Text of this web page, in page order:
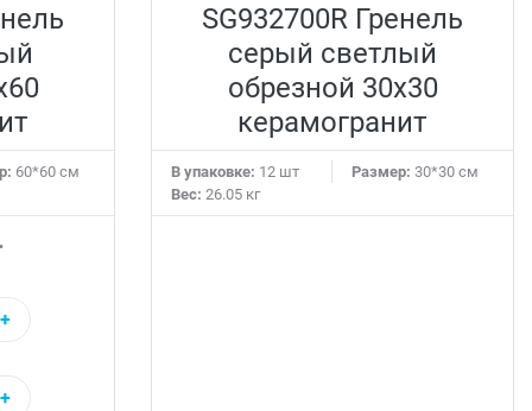
60*60 см
+
+
SG932700R Гренель
серый светлый
обрезной 30x30
керамогранит
В упаковке: 12 шт Размер: 30*30 см
Вес: 26.05 кг